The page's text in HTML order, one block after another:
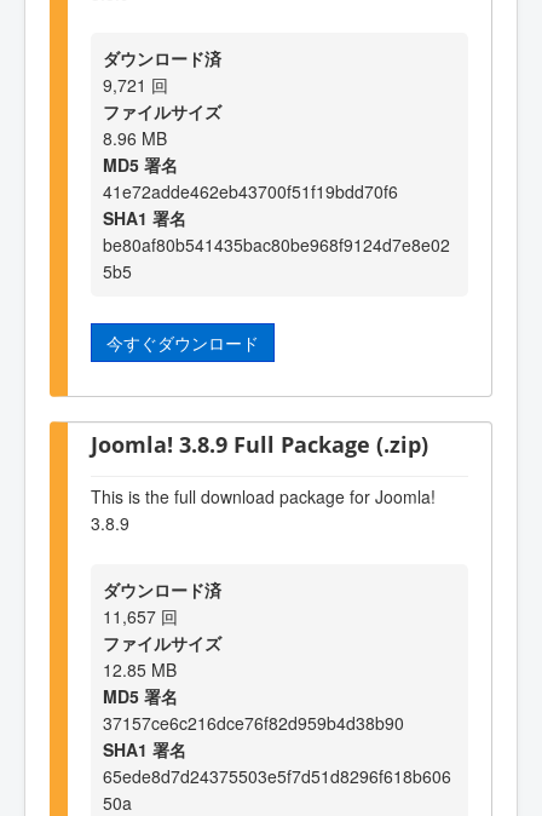
ダウンロード済
9,721 回
ファイルサイズ
8.96 MB
MD5 署名
41e72adde462eb43700f51f19bdd70f6
SHA1 署名
be80af80b541435bac80be968f9124d7e8e02
5b5
今すぐダウンロード
Joomla! 3.8.9 Full Package (.zip)
This is the full download package for Joomla!
3.8.9
ダウンロード済
11,657 回
ファイルサイズ
12.85 MB
MD5 署名
37157ce6c216dce76f82d959b4d38b90
SHA1 署名
65ede8d7d24375503e5f7d51d8296f618b606
50a